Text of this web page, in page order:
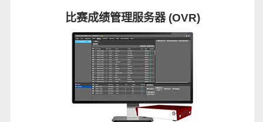
比赛成绩管理服务器 (OVR)